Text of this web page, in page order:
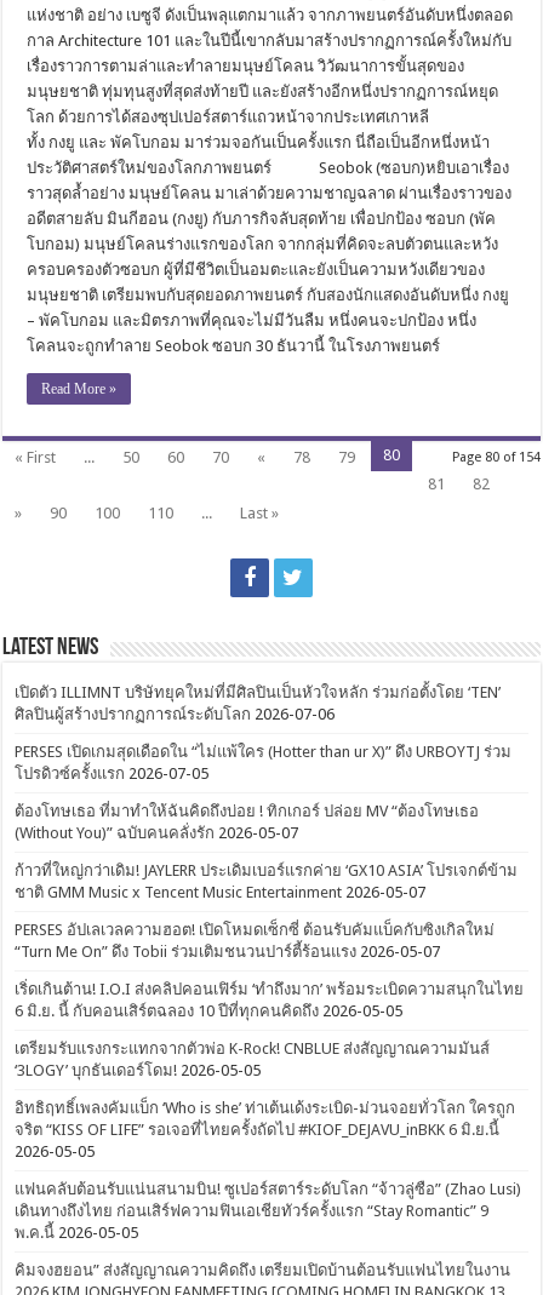
แห่งชาติ อย่าง เบซูจี ดังเป็นพลุแตกมาแล้ว จากภาพยนตร์อันดับหนึ่งตลอด
กาล Architecture 101 และในปีนี้เขากลับมาสร้างปรากฏการณ์ครั้งใหม่กับ
เรื่องราวการตามล่าและทำลายมนุษย์โคลน วิวัฒนาการขั้นสุดของ
มนุษยชาติ ทุ่มทุนสูงที่สุดส่งท้ายปี และยังสร้างอีกหนึ่งปรากฏการณ์หยุด
โลก ด้วยการได้สองซุปเปอร์สตาร์แถวหน้าจากประเทศเกาหลี
ทั้ง กงยู และ พัคโบกอม มาร่วมจอกันเป็นครั้งแรก นี่ถือเป็นอีกหนึ่งหน้า
ประวัติศาสตร์ใหม่ของโลกภาพยนตร์ Seobok (ซอบก)หยิบเอาเรื่อง
ราวสุดล้ำอย่าง มนุษย์โคลน มาเล่าด้วยความชาญฉลาด ผ่านเรื่องราวของ
อดีตสายลับ มินกีฮอน (กงยู) กับภารกิจลับสุดท้าย เพื่อปกป้อง ซอบก (พัค
โบกอม) มนุษย์โคลนร่างแรกของโลก จากกลุ่มที่คิดจะลบตัวตนและหวัง
ครอบครองตัวซอบก ผู้ที่มีชีวิตเป็นอมตะและยังเป็นความหวังเดียวของ
มนุษยชาติ เตรียมพบกับสุดยอดภาพยนตร์ กับสองนักแสดงอันดับหนึ่ง กงยู
– พัคโบกอม และมิตรภาพที่คุณจะไม่มีวันลืม หนึ่งคนจะปกป้อง หนึ่ง
โคลนจะถูกทำลาย Seobok ซอบก 30 ธันวานี้ ในโรงภาพยนตร์
Read More »
Page 80 of 154
« First ... 50 60 70 « 78 79
80
81
82
»
90 100 110 ... Last »
Latest News
เปิดตัว ILLIMNT บริษัทยุคใหม่ที่มีศิลปินเป็นหัวใจหลัก ร่วมก่อตั้งโดย ‘TEN’
ศิลปินผู้สร้างปรากฏการณ์ระดับโลก 2026-07-06
PERSES เปิดเกมสุดเดือดใน “ไม่แพ้ใคร (Hotter than ur X)” ดึง URBOYTJ ร่วม
โปรดิวซ์ครั้งแรก 2026-07-05
ต้องโทษเธอ ที่มาทำให้ฉันคิดถึงบ่อย ! ทิกเกอร์ ปล่อย MV “ต้องโทษเธอ
(Without You)” ฉบับคนคลั่งรัก 2026-05-07
ก้าวที่ใหญ่กว่าเดิม! JAYLERR ประเดิมเบอร์แรกค่าย ‘GX10 ASIA’ โปรเจกต์ข้าม
ชาติ GMM Music x Tencent Music Entertainment 2026-05-07
PERSES อัปเลเวลความฮอต! เปิดโหมดเซ็กซี่ ต้อนรับคัมแบ็คกับซิงเกิลใหม่
“Turn Me On” ดึง Tobii ร่วมเติมชนวนปาร์ตี้ร้อนแรง 2026-05-07
เริ่ดเกินต้าน! I.O.I ส่งคลิปคอนเฟิร์ม ‘ทำถึงมาก’ พร้อมระเบิดความสนุกในไทย
6 มิ.ย. นี้ กับคอนเสิร์ตฉลอง 10 ปีที่ทุกคนคิดถึง 2026-05-05
เตรียมรับแรงกระแทกจากตัวพ่อ K-Rock! CNBLUE ส่งสัญญาณความมันส์
‘3LOGY’ บุกธันเดอร์โดม! 2026-05-05
อิทธิฤทธิ์เพลงคัมแบ็ก ‘Who is she’ ท่าเต้นเด้งระเบิด-ม่วนจอยทั่วโลก ใครถูก
จริต “KISS OF LIFE” รอเจอที่ไทยครั้งถัดไป #KIOF_DEJAVU_inBKK 6 มิ.ย.นี้
2026-05-05
แฟนคลับต้อนรับแน่นสนามบิน! ซูเปอร์สตาร์ระดับโลก “จ้าวลู่ซือ” (Zhao Lusi)
เดินทางถึงไทย ก่อนเสิร์ฟความฟินเอเชียทัวร์ครั้งแรก “Stay Romantic” 9
พ.ค.นี้ 2026-05-05
คิมจงฮยอน” ส่งสัญญาณความคิดถึง เตรียมเปิดบ้านต้อนรับแฟนไทยในงาน